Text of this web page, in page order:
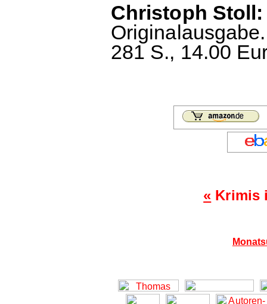
Christoph
281 S., 14.00
« Krimis